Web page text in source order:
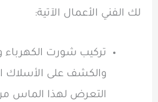
لك الفني الأعمال الآتية:
تركيب شورت
والكشف على الأسلاك
التعرض لهذا الماس